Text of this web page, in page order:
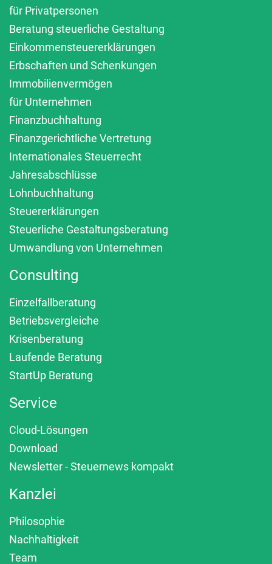
für Privatpersonen
Beratung steuerliche Gestaltung
Einkommensteuererklärungen
Erbschaften und Schenkungen
Immobilienvermögen
für Unternehmen
Finanzbuchhaltung
Finanzgerichtliche Vertretung
Internationales Steuerrecht
Jahresabschlüsse
Lohnbuchhaltung
Steuererklärungen
Steuerliche Gestaltungsberatung
Umwandlung von Unternehmen
Consulting
Einzelfallberatung
Betriebsvergleiche
Krisenberatung
Laufende Beratung
StartUp Beratung
Service
Cloud-Lösungen
Download
Newsletter - Steuernews kompakt
Kanzlei
Philosophie
Nachhaltigkeit
Team